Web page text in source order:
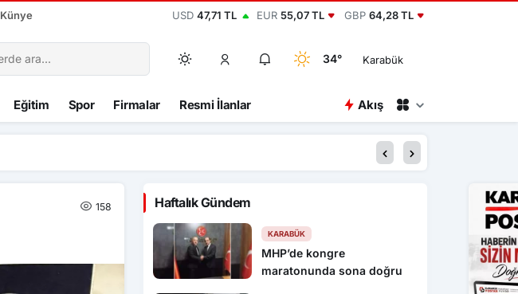
Künye USD 47,71 TL EUR 55,07 TL GBP 64,28 TL
34° Karabük
Eğitim Spor Firmalar Resmi İlanlar Akış
20:22 Trabzon’da
158 Haftalık Gündem
KARABÜK
MHP’de kongre
maratonunda sona doğru